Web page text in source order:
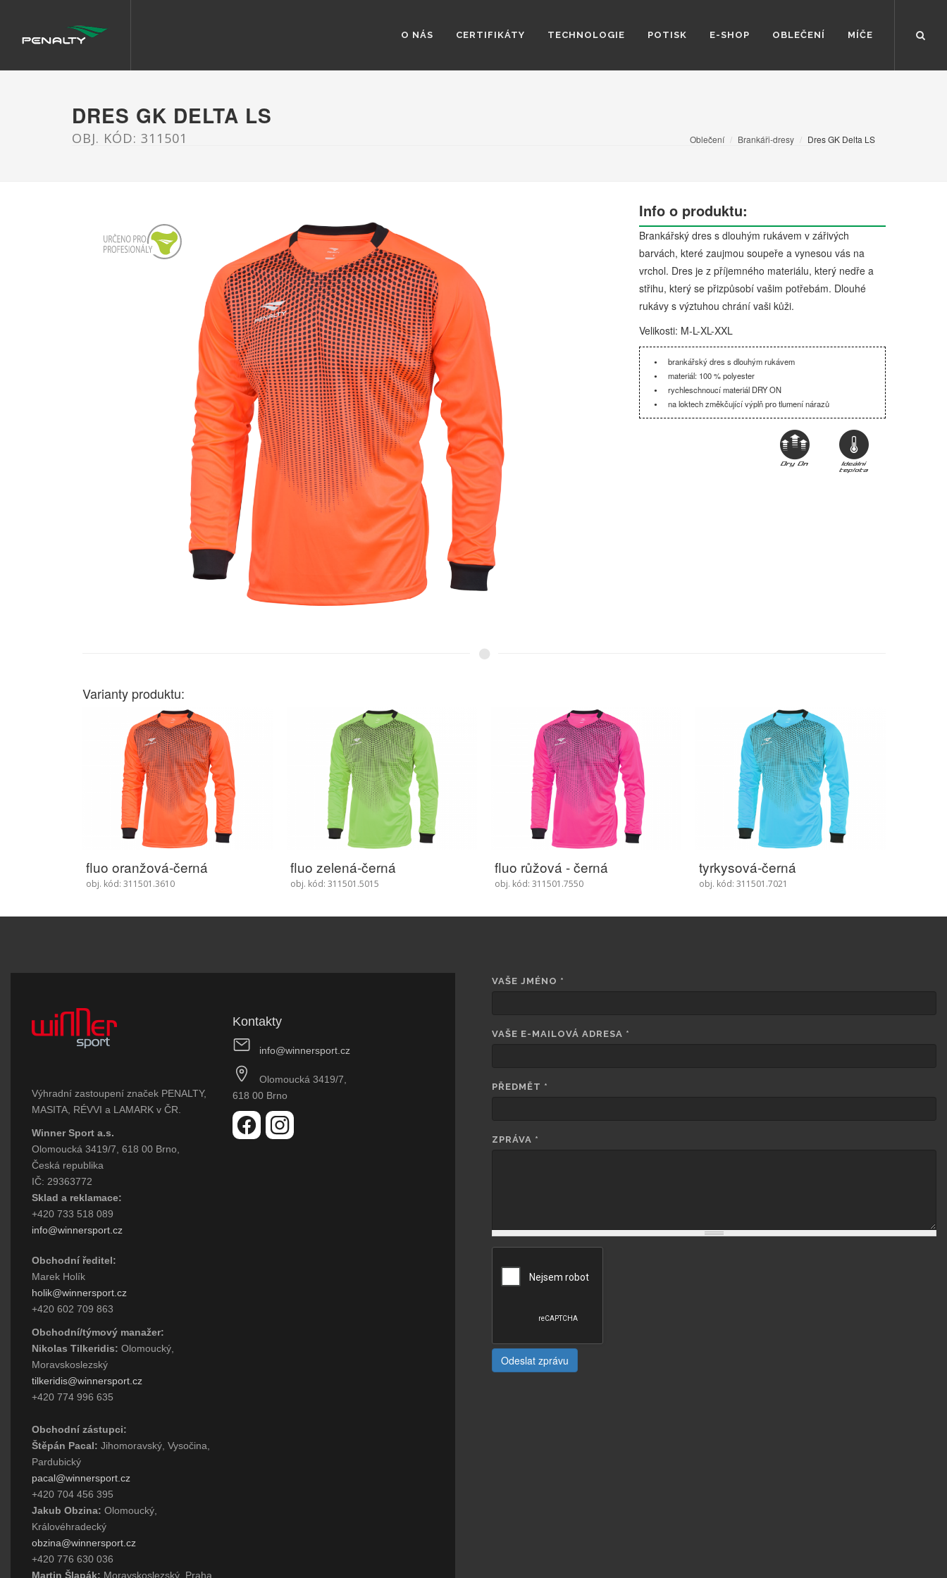
O NÁS CERTIFIKÁTY TECHNOLOGIE POTISK E-SHOP OBLEČENÍ MÍČE
DRES GK DELTA LS
OBJ. KÓD: 311501 Oblečení Brankáři-dresy Dres GK Delta LS
Info o produktu:
Brankářský dres s dlouhým rukávem v zářivých
barvách, které zaujmou soupeře a vynesou vás na
vrchol. Dres je z příjemného materiálu, který nedře a
střihu, který se přizpůsobí vašim potřebám. Dlouhé
rukávy s výztuhou chrání vaši kůži.
Velikosti: M-L-XL-XXL
brankářský dres s dlouhým rukávem
materiál: 100 % polyester
rychleschnoucí materiál DRY ON
na loktech změkčující výplň pro tlumení nárazů
Varianty produktu:
fluo oranžová-černá
obj. kód: 311501.3610
fluo zelená-černá
obj. kód: 311501.5015
fluo růžová - černá
obj. kód: 311501.7550
tyrkysová-černá
obj. kód: 311501.7021
Výhradní zastoupení značek PENALTY,
MASITA, RÉVVI a LAMARK v ČR.
Winner Sport a.s.
Olomoucká 3419/7, 618 00 Brno,
Česká republika
IČ: 29363772
Sklad a reklamace:
+420 733 518 089
info@winnersport.cz
Obchodní ředitel:
Marek Holík
holik@winnersport.cz
+420 602 709 863
Obchodní/týmový manažer:
Nikolas Tilkeridis: Olomoucký,
Moravskoslezský
tilkeridis@winnersport.cz
+420 774 996 635
Obchodní zástupci:
Štěpán Pacal: Jihomoravský, Vysočina,
Pardubický
pacal@winnersport.cz
+420 704 456 395
Jakub Obzina: Olomoucký,
Královéhradecký
obzina@winnersport.cz
+420 776 630 036
Martin Šlapák: Moravskoslezský, Praha,
Kontakty
info@winnersport.cz
Olomoucká 3419/7,
618 00 Brno
VAŠE JMÉNO *
VAŠE E-MAILOVÁ ADRESA *
PŘEDMĚT *
ZPRÁVA *
Odeslat zprávu